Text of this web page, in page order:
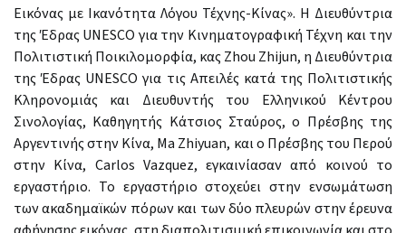
Εικόνας με Ικανότητα Λόγου Τέχνης-Κίνας». Η Διευθύντρια
της Έδρας UNESCO για την Κινηματογραφική Τέχνη και την
Πολιτιστική Ποικιλομορφία, κας Zhou Zhijun, η Διευθύντρια
της Έδρας UNESCO για τις Απειλές κατά της Πολιτιστικής
Κληρονομιάς και Διευθυντής του Ελληνικού Κέντρου
Σινολογίας, Καθηγητής Κάτσιος Σταύρος, ο Πρέσβης της
Αργεντινής στην Κίνα, Ma Zhiyuan, και ο Πρέσβης του Περού
στην Κίνα, Carlos Vazquez, εγκαινίασαν από κοινού το
εργαστήριο. Το εργαστήριο στοχεύει στην ενσωμάτωση
των ακαδημαϊκών πόρων και των δύο πλευρών στην έρευνα